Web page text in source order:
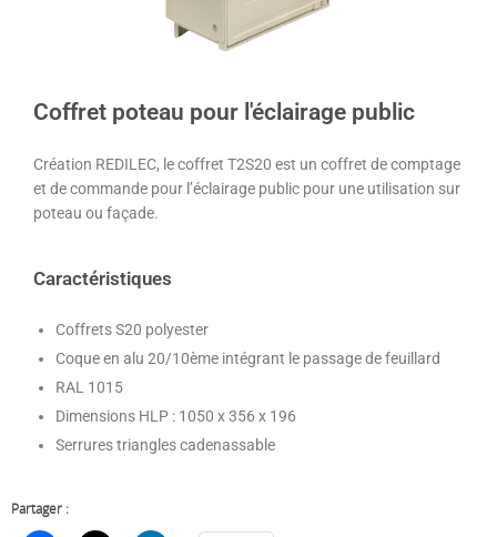
Coffret poteau pour l'éclairage public
Création REDILEC, le coffret T2S20 est un coffret de comptage
et de commande pour l’éclairage public pour une utilisation sur
poteau ou façade.
Caractéristiques
Coffrets S20 polyester
Coque en alu 20/10ème intégrant le passage de feuillard
RAL 1015
Dimensions HLP : 1050 x 356 x 196
Serrures triangles cadenassable
Partager :